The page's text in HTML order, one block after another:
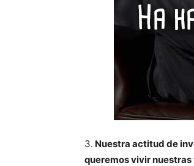
3. Nuestra actitud de
queremos vivir nuestras